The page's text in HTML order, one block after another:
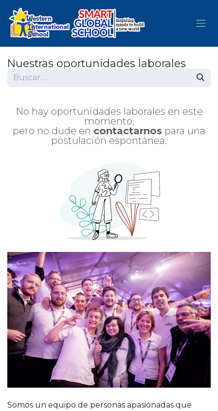
Nuestras oportunidades laborales
No hay oportunidades laborales en este
momento,
pero no dude en contactarnos para una
postulación espontánea.
Somos un equipo de personas apasionadas que